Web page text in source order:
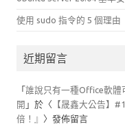
使用 sudo 指令的 5 個理由
近期留言
「誰說只有一種Office軟
開 」於〈 【晟鑫大公告】
倍！』 〉發佈留言